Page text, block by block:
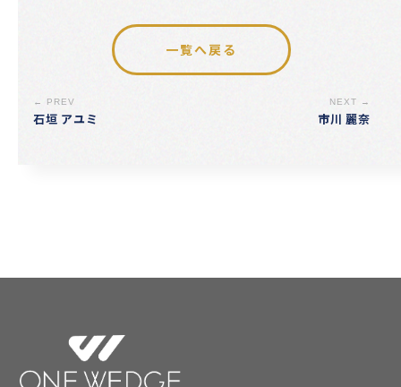
← PREV
石垣 アユミ
一覧へ戻る
NEXT →
市川 麗奈